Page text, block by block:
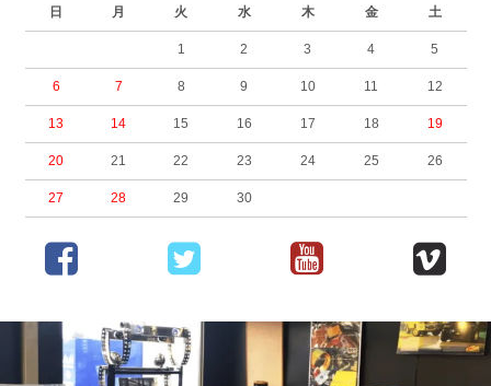
日 月 火 水 木 金 土
1 2 3 4 5
6 7 8 9 10 11 12
13 14 15 16 17 18 19
20 21 22 23 24 25 26
27 28 29 30